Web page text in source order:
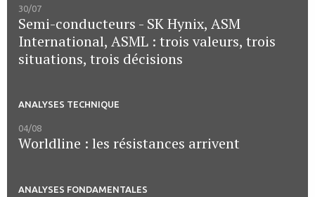
30/07
Semi-conducteurs - SK Hynix, ASM
International, ASML : trois valeurs, trois
situations, trois décisions
ANALYSES TECHNIQUE
04/08
Worldline : les résistances arrivent
ANALYSES FONDAMENTALES